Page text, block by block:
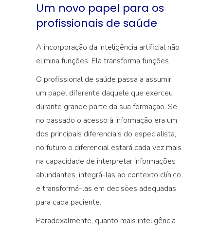
Um novo papel para os
profissionais de saúde
A incorporação da inteligência artificial não
elimina funções. Ela transforma funções.
O profissional de saúde passa a assumir
um papel diferente daquele que exerceu
durante grande parte da sua formação. Se
no passado o acesso à informação era um
dos principais diferenciais do especialista,
no futuro o diferencial estará cada vez mais
na capacidade de interpretar informações
abundantes, integrá-las ao contexto clínico
e transformá-las em decisões adequadas
para cada paciente.
Paradoxalmente, quanto mais inteligência